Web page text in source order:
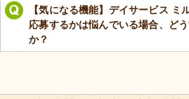
【気になる機能】デイサービス ミ
応募するかは悩んでいる場合、ど
か？